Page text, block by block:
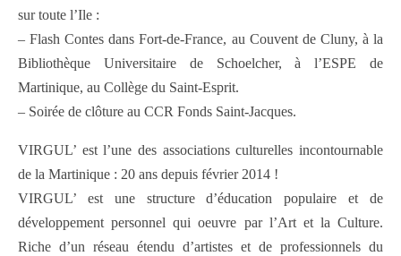
sur toute l’Ile :
– Flash Contes dans Fort-de-France, au Couvent de Cluny, à la
Bibliothèque Universitaire de Schoelcher, à l’ESPE de
Martinique, au Collège du Saint-Esprit.
– Soirée de clôture au CCR Fonds Saint-Jacques.
VIRGUL’ est l’une des associations culturelles incontournable
de la Martinique : 20 ans depuis février 2014 !
VIRGUL’ est une structure d’éducation populaire et de
développement personnel qui oeuvre par l’Art et la Culture.
Riche d’un réseau étendu d’artistes et de professionnels du